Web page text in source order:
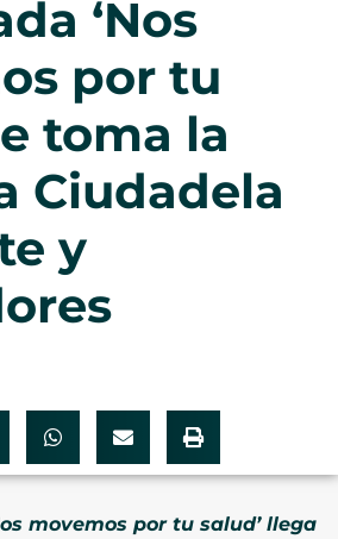
‘Nos
por tu
toma la
Ciudadela
y
movemos por tu salud’ llega